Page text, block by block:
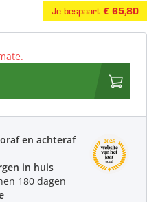
Je bespaart € 65,80
en achteraf
in huis
180 dagen